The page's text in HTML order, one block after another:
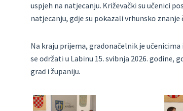
uspjeh na natjecanju. Križevački su učenici
natjecanju, gdje su pokazali vrhunsko
Na kraju prijema, gradonačelnik je
se održati u Labinu 15. svibnja 2026. godine,
grad i županiju.